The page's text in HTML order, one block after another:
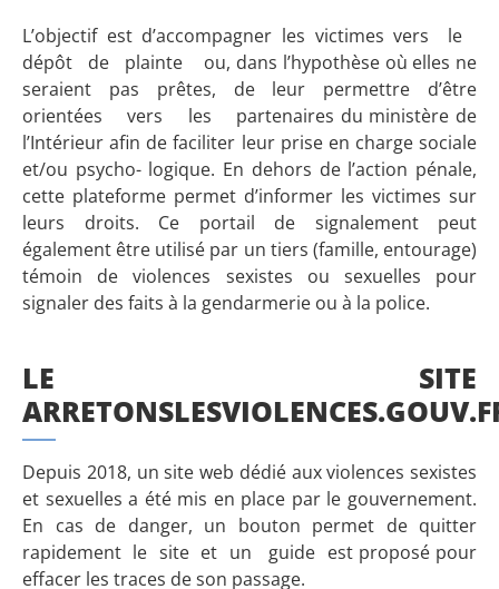
L’objectif est d’accompagner les victimes vers le
dépôt de plainte ou, dans l’hypothèse où elles ne
seraient pas prêtes, de leur permettre d’être
orientées vers les partenaires du ministère de
l’Intérieur afin de faciliter leur prise en charge sociale
et/ou psycho- logique. En dehors de l’action pénale,
cette plateforme permet d’informer les victimes sur
leurs droits. Ce portail de signalement peut
également être utilisé par un tiers (famille, entourage)
témoin de violences sexistes ou sexuelles pour
signaler des faits à la gendarmerie ou à la police.
LE SITE
Depuis 2018, un site web dédié aux violences sexistes
et sexuelles a été mis en place par le gouvernement.
En cas de danger, un bouton permet de quitter
rapidement le site et un guide est proposé pour
effacer les traces de son passage.